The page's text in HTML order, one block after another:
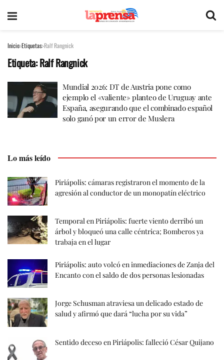
Inicio Etiquetas Ralf Rangnick
Etiqueta:Ralf Rangnick
Mundial 2026: DT de Austria pone como
ejemplo el «valiente» planteo de Uruguay ante
España, asegurando que el combinado español
solo ganó por un error de Muslera
Lo más leído
Piriápolis: cámaras registraron el momento de la
agresión al conductor de un monopatín eléctrico
Temporal en Piriápolis: fuerte viento derribó un
árbol y bloqueó una calle céntrica; Bomberos ya
trabaja en el lugar
Piriápolis: auto volcó en inmediaciones de Zanja del
Encanto con el saldo de dos personas lesionadas
Jorge Schusman atraviesa un delicado estado de
salud y afirmó que dará “lucha por su vida”
Sentido deceso en Piriápolis: falleció César Quijano